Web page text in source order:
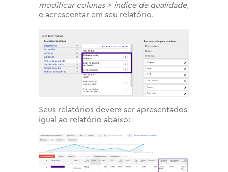
modificar colunas > índice de qualidade,
e acrescentar em seu relatório.
Seus relatórios devem ser apresentados
igual ao relatório abaixo: